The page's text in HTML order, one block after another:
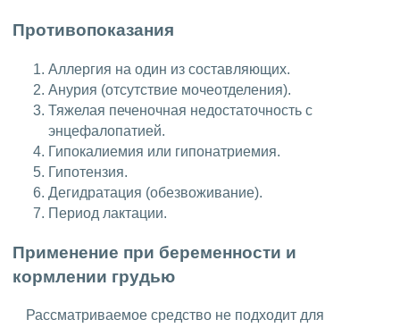
Противопоказания
Аллергия на один из составляющих.
Анурия (отсутствие мочеотделения).
Тяжелая печеночная недостаточность с
энцефалопатией.
Гипокалиемия или гипонатриемия.
Гипотензия.
Дегидратация (обезвоживание).
Период лактации.
Применение при беременности и
кормлении грудью
Рассматриваемое средство не подходит для